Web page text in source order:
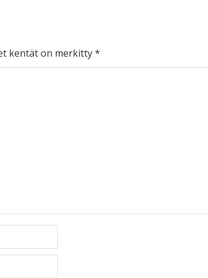
kentät on merkitty*